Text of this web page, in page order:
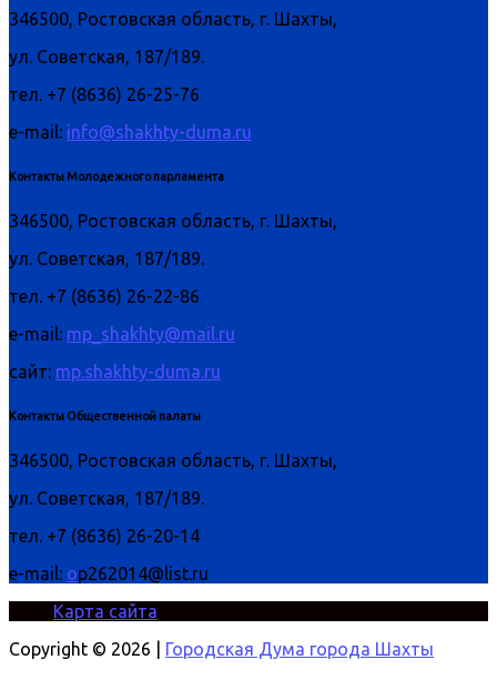
346500, Ростовская область, г. Шахты,
ул. Советская, 187/189.
тел. +7 (8636) 26-25-76
e-mail: info@shakhty-duma.ru
Контакты Молодежного парламента
346500, Ростовская область, г. Шахты,
ул. Советская, 187/189.
тел. +7 (8636) 26-22-86
e-mail: mp_shakhty@mail.ru
сайт: mp.shakhty-duma.ru
Контакты Общественной палаты
346500, Ростовская область, г. Шахты,
ул. Советская, 187/189.
тел. +7 (8636) 26-20-14
e-mail: op262014@list.ru
Карта сайта
Copyright © 2026 |
Городская Дума города Шахты